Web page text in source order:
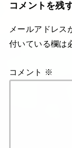
コメントを残
メールアドレス
付いている欄は
コメント ※